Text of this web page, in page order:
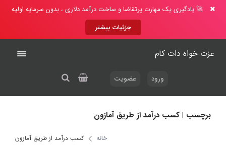
🚀 یادگیری یک مهارت پرتقاضا و ساخت درآمد دلاری ، بدون سرمایه اولیه
جزئیات بیشتر
عزت خواه دات کام
ورود عضویت
برچسب | کسب درآمد از طریق آمازون
خانه کسب درآمد از طریق آمازون